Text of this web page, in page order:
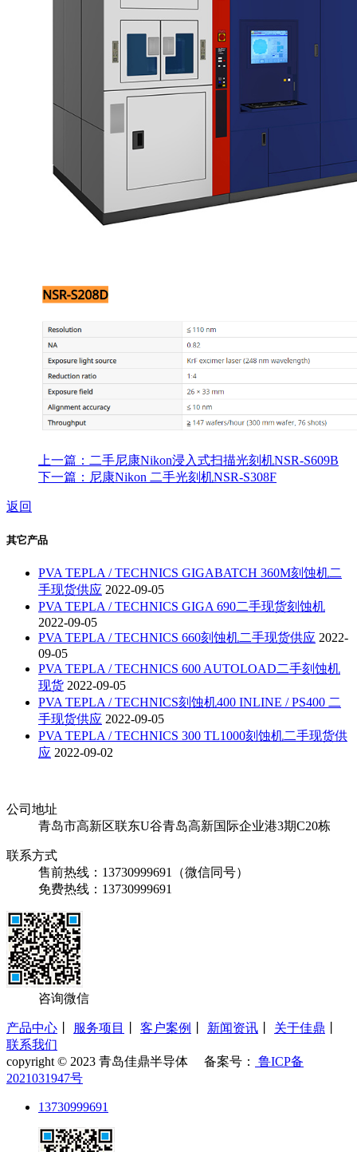
上一篇：二手尼康Nikon浸入式扫描光刻机NSR-S609B
下一篇：尼康Nikon 二手光刻机NSR-S308F
返回
其它产品
PVA TEPLA / TECHNICS GIGABATCH 360M刻蚀机二
手现货供应 2022-09-05
PVA TEPLA / TECHNICS GIGA 690二手现货刻蚀机
2022-09-05
PVA TEPLA / TECHNICS 660刻蚀机二手现货供应 2022-
09-05
PVA TEPLA / TECHNICS 600 AUTOLOAD二手刻蚀机
现货 2022-09-05
PVA TEPLA / TECHNICS刻蚀机400 INLINE / PS400 二
手现货供应 2022-09-05
PVA TEPLA / TECHNICS 300 TL1000刻蚀机二手现货供
应 2022-09-02
公司地址
青岛市高新区联东U谷青岛高新国际企业港3期C20栋
联系方式
售前热线：13730999691（微信同号）
免费热线：13730999691
咨询微信
产品中心 服务项目 客户案例 新闻资讯 关于佳鼎
联系我们
copyright © 2023 青岛佳鼎半导体 备案号：
鲁ICP备
2021031947号
13730999691